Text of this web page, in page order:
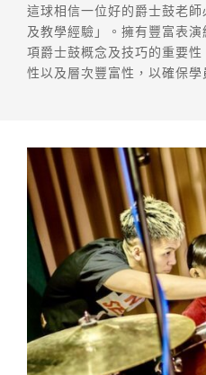
這球相信一位好的爵士鼓老
及教學經驗」。擁有豐富表
項爵士鼓概念及技巧的重要
性以及層次豐富性，以確保